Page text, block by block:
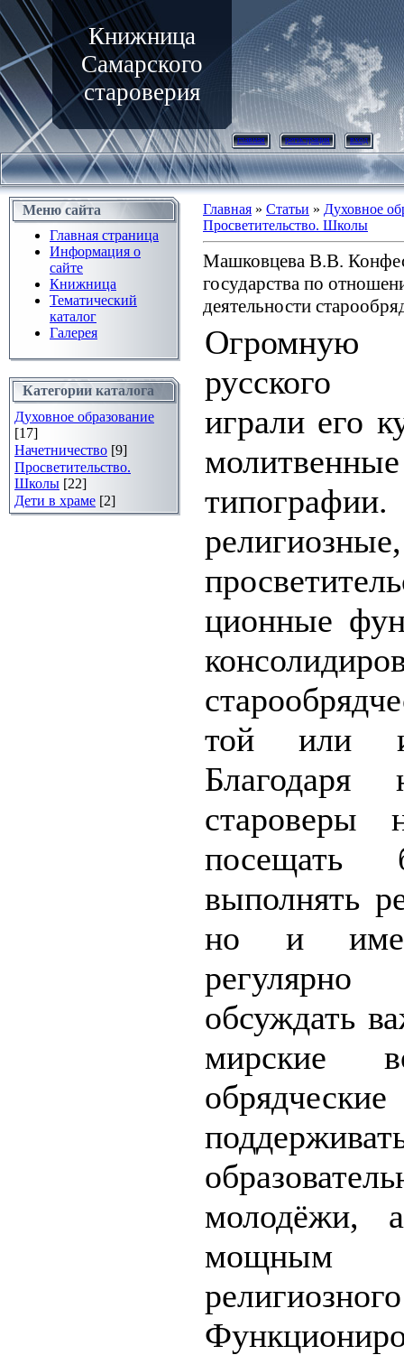
Книжница
Самарского
староверия
главная регистрация вход
Меню сайта
Главная страница
Информация о
сайте
Книжница
Тематический
каталог
Галерея
Категории каталога
Духовное образование
[17]
Начетничество [9]
Просветительство.
Школы [22]
Дети в храме [2]
Главная » Статьи » Духовное
Просветительство. Школы
Машковцева В.В.
государства по
деятельности
русского
играли его
ционные
той или
Благодаря
староверы
посещать
выполнять
но и
обсуждать
мирские
молодёжи,
мощным